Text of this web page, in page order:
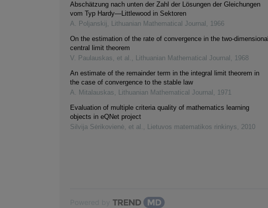
Abschätzung nach unten der Zahl der Lösungen der Gleichungen
vom Typ Hardy—Littlewood in Sektoren
A. Poljanskij, Lithuanian Mathematical Journal , 1966
On the estimation of the rate of convergence in the two-dimensional
central limit theorem
V. Paulauskas, et al. , Lithuanian Mathematical Journal , 1968
An estimate of the remainder term in the integral limit theorem in
the case of convergence to the stable law
A. Mitalauskas, Lithuanian Mathematical Journal , 1971
Evaluation of multiple criteria quality of mathematics learning
objects in eQNet project
Silvija Sėrikovienė, et al. , Lietuvos matematikos rinkinys, 2010